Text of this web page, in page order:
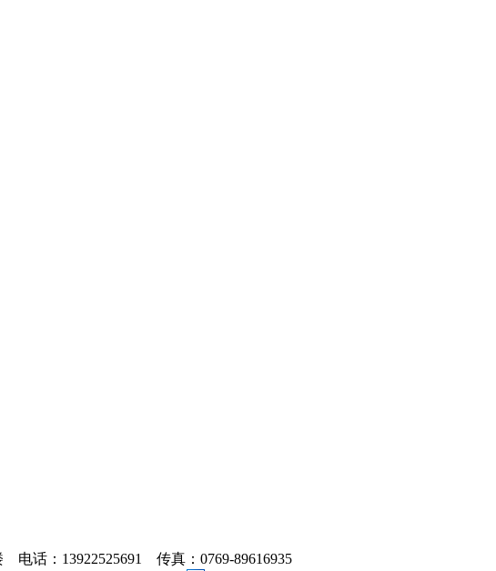
电话：13922525691 传真：0769-89616935